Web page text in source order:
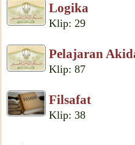
Logika
Klip: 29
Pelajaran
Klip: 87
Filsafat
Klip: 38